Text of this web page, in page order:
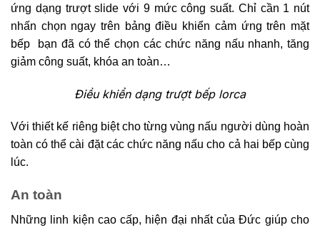
ứng dạng trượt slide với 9 mức công suất. Chỉ cần 1 nút
nhấn chọn ngay trên bảng điều khiển cảm ứng trên mặt
bếp bạn đã có thể chọn các chức năng nấu nhanh, tăng
giảm công suất, khóa an toàn…
Điều khiển dạng trượt bếp lorca
Với thiết kế riêng biệt cho từng vùng nấu người dùng hoàn
toàn có thể cài đặt các chức năng nấu cho cả hai bếp cùng
lúc.
An toàn
Những linh kiện cao cấp, hiện đại nhất của Đức giúp cho